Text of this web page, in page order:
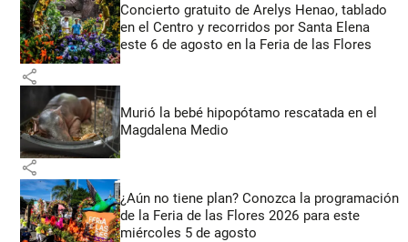
Concierto gratuito de Arelys Henao, tablado
en el Centro y recorridos por Santa Elena
este 6 de agosto en la Feria de las Flores
share
Murió la bebé hipopótamo rescatada en el
Magdalena Medio
share
¿Aún no tiene plan? Conozca la programación
de la Feria de las Flores 2026 para este
miércoles 5 de agosto